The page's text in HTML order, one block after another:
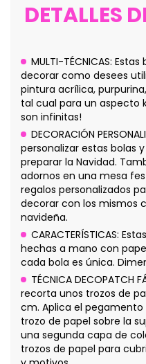
DETALLES
MULTI-TÉCNICAS:
decorar como desees
pintura acrílica,
tal cual para un aspecto
son infinitas!
DECORACIÓN
personalizar estas bolas
preparar la Navidad.
adornos en una mesa
regalos personalizados
decorar con los mismos
navideña.
CARACTERÍSTICAS:
hechas a mano con
cada bola es única.
TÉCNICA DECOPATCH
recorta unos trozos de
cm. Aplica el
trozo de papel sobre la
una segunda capa de
trozos de papel para